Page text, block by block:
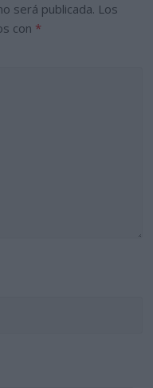
será publicada. Los
con *